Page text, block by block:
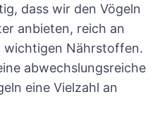
dass wir den Vögeln
anbieten, reich an
wichtigen Nährstoffen.
abwechslungsreiche
eine Vielzahl an